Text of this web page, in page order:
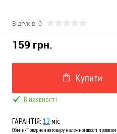
Відгуків: 0
159 грн.
Купити
В наявності
ГАРАНТІЯ: 12 міс
Обмін/Повернення товару належної якості